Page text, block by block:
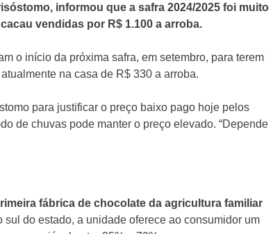
informou que a safra 2024/2025 foi muito
vendidas por R$ 1.100 a arroba.
o início da próxima safra, em setembro, para terem
na casa de R$ 330 a arroba.
para justificar o preço baixo pago hoje pelos
de chuvas pode manter o preço elevado. “Depende
fábrica de chocolate da agricultura familiar
do estado, a unidade oferece ao consumidor um